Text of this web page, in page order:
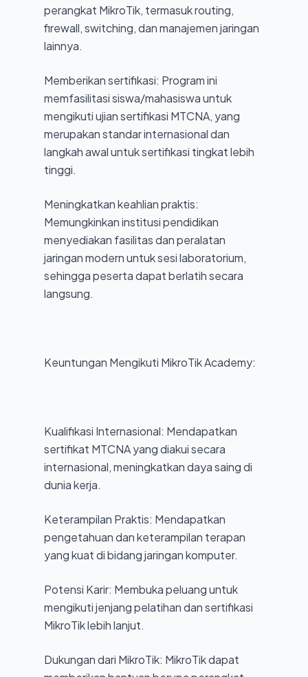
perangkat MikroTik, termasuk routing,
firewall, switching, dan manajemen jaringan
lainnya.
Memberikan sertifikasi: Program ini
memfasilitasi siswa/mahasiswa untuk
mengikuti ujian sertifikasi MTCNA, yang
merupakan standar internasional dan
langkah awal untuk sertifikasi tingkat lebih
tinggi.
Meningkatkan keahlian praktis:
Memungkinkan institusi pendidikan
menyediakan fasilitas dan peralatan
jaringan modern untuk sesi laboratorium,
sehingga peserta dapat berlatih secara
langsung.
Keuntungan Mengikuti MikroTik Academy:
Kualifikasi Internasional: Mendapatkan
sertifikat MTCNA yang diakui secara
internasional, meningkatkan daya saing di
dunia kerja.
Keterampilan Praktis: Mendapatkan
pengetahuan dan keterampilan terapan
yang kuat di bidang jaringan komputer.
Potensi Karir: Membuka peluang untuk
mengikuti jenjang pelatihan dan sertifikasi
MikroTik lebih lanjut.
Dukungan dari MikroTik: MikroTik dapat